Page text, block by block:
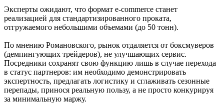
Эксперты ожидают, что формат e-commerce станет
реализацией для стандартизированного проката,
отгружаемого небольшими объемами (до 50 тонн).
По мнению Романовского, рынок отдаляется от боксмуверов
(демпингующих трейдеров), не улучшающих сервис.
Посредники сохранят свою функцию лишь в случае перехода
в статус партнеров: им необходимо демонстрировать
экспертность, предлагать логистику и сглаживать сезонные
перепады, принося реальную пользу, а не просто конкурируя
за минимальную маржу.